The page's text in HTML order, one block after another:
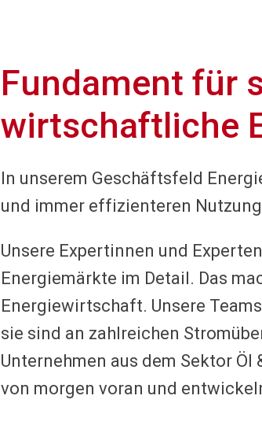
Fundament für
wirtschaftliche
In unserem Geschäftsfeld
und immer effizienteren Nutzung
Unsere Expertinnen und
Energiemärkte im Detail. Das
Energiewirtschaft. Unsere
sie sind an zahlreichen
Unternehmen aus dem Sektor Öl
von morgen voran und